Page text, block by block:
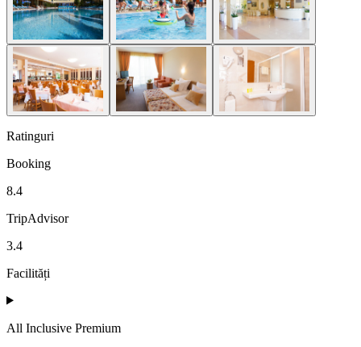
Ratinguri
Booking
8.4
TripAdvisor
3.4
Facilități
All Inclusive Premium